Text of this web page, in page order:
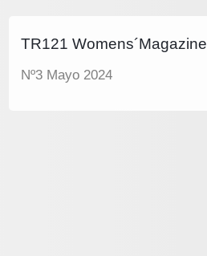
TR121 Womens´Magazine
Nº3 Mayo 2024